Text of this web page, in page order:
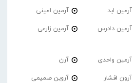
آرمین ابد آرمین امینی
آرمین دادرس آرمین زارعی
آرمین واحدی آرن
آرون افشار آروین صمیمی